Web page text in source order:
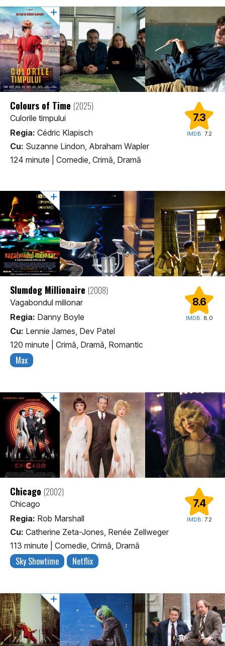
7.3
IMDB: 7.2
Colours of Time (2025)
Culorile timpului
Regia: Cédric Klapisch
Cu: Suzanne Lindon, Abraham Wapler
124 minute
Comedie, Crimă, Dramă
8.6
IMDB: 8.0
Slumdog Millionaire (2008)
Vagabondul milionar
Regia: Danny Boyle
Cu: Lennie James, Dev Patel
120 minute
Crimă, Dramă, Romantic
Max
7.4
IMDB: 7.2
Chicago (2002)
Chicago
Regia: Rob Marshall
Cu: Catherine Zeta-Jones, Renée Zellweger
113 minute
Comedie, Crimă, Dramă
Sky Showtime Netflix